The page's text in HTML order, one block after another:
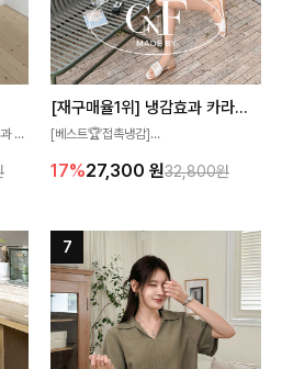
퍼
슬
[재구매율1위] 냉감효과 카라니트
[베스트🏆접촉냉감]
고 가벼운 소재감으로 여름에도 시원하게
17%27,300 원32,800원